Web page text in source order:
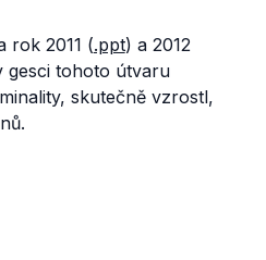
rok 2011 (.ppt) a 2012
gesci tohoto útvaru
skutečně vzrostl,